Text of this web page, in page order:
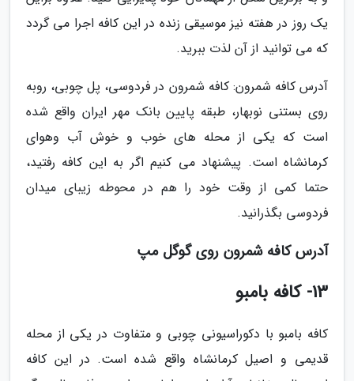
یک روز در هفته نیز موسیقی زنده در این کافه اجرا می گردد
که می توانید از آن لذت ببرید.
آدرس کافه شمرون: کافه شمرون در فردوسی، پل چوبی، روبه
روی بستنی نوبهار، طبقه پایین بانک مهر ایران واقع شده
است که یکی از محله های خوب و خوش آب وهوای
کرمانشاه است. پیشنهاد می کنیم اگر به این کافه رفتید،
حتما کمی از وقت خود را هم در محوطه زیبای میدان
فردوسی بگذرانید.
آدرس کافه شمرون روی گوگل مپ
13- کافه بامبو
کافه بامبو با دکوراسیونی چوبی و متفاوت در یکی از محله
قدیمی و اصیل کرمانشاه واقع شده است. در این کافه